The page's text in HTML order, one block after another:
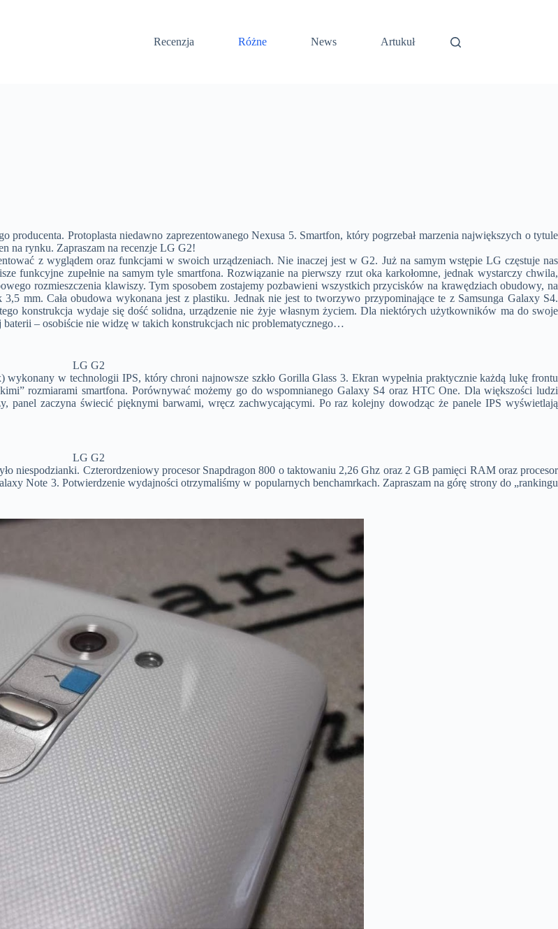
Recenzja Różne News Artukuł
Protoplasta niedawno zaprezentowanego Nexusa 5. Smartfon, który pogrzebał marzenia największych o tytule
na rynku. Zapraszam na recenzje LG G2!
z wyglądem oraz funkcjami w swoich urządzeniach. Nie inaczej jest w G2. Już na samym wstępie LG częstuje nas
funkcyjne zupełnie na samym tyle smartfona. Rozwiązanie na pierwszy rzut oka karkołomne, jednak wystarczy chwila,
rozmieszczenia klawiszy. Tym sposobem zostajemy pozbawieni wszystkich przycisków na krawędziach obudowy, na
mm. Cała obudowa wykonana jest z plastiku. Jednak nie jest to tworzywo przypominające te z Samsunga Galaxy S4.
konstrukcja wydaje się dość solidna, urządzenie nie żyje własnym życiem. Dla niektórych użytkowników ma do swoje
– osobiście nie widzę w takich konstrukcjach nic problematycznego…
LG G2
w technologii IPS, który chroni najnowsze szkło Gorilla Glass 3. Ekran wypełnia praktycznie każdą lukę frontu
rozmiarami smartfona. Porównywać możemy go do wspomnianego Galaxy S4 oraz HTC One. Dla większości ludzi
panel zaczyna świecić pięknymi barwami, wręcz zachwycającymi. Po raz kolejny dowodząc że panele IPS wyświetlają
LG G2
niespodzianki. Czterordzeniowy procesor Snapdragon 800 o taktowaniu 2,26 Ghz oraz 2 GB pamięci RAM oraz procesor
Note 3. Potwierdzenie wydajności otrzymaliśmy w popularnych benchamrkach. Zapraszam na górę strony do „rankingu